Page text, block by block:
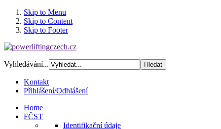
Skip to Menu
Skip to Content
Skip to Footer
Vyhledávání...
Kontakt
Přihlášení/Odhlášení
Home
FČST
Identifikační údaje